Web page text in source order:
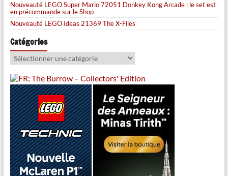
Nouveauté LEGO Super Mario 72051 Donkey Kong Arcade : le set est
en précommande sur le Shop
Nouveauté LEGO Ideas 21369 The X-Files
Catégories
Catégories